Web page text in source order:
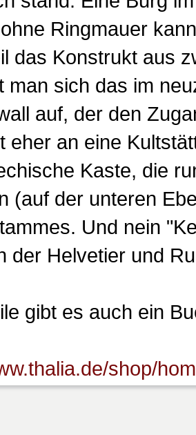
Ringmauer
das Konstrukt aus
man sich das im
auf, der den
eher an eine
Kaste, die
(auf der unteren
Und nein
der Helvetier und
gibt es auch ein
shop/